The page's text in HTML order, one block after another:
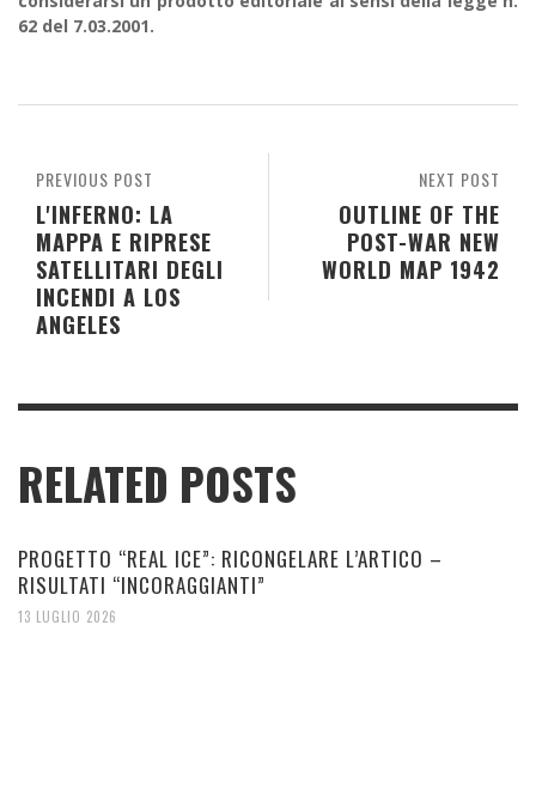
62 del 7.03.2001.
NEXT POST
OUTLINE OF THE
POST-WAR NEW
WORLD MAP 1942
PREVIOUS POST
L'INFERNO: LA
MAPPA E RIPRESE
SATELLITARI DEGLI
INCENDI A LOS
ANGELES
RELATED POSTS
PROGETTO “REAL ICE”: RICONGELARE L’ARTICO –
RISULTATI “INCORAGGIANTI”
13 LUGLIO 2026